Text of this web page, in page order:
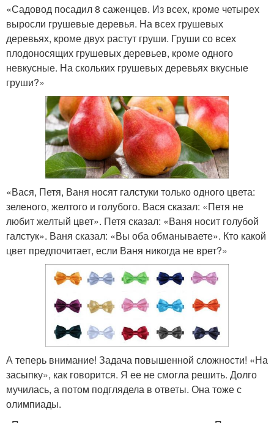
«Садовод посадил 8 саженцев. Из всех, кроме четырех
выросли грушевые деревья. На всех грушевых
деревьях, кроме двух растут груши. Груши со всех
плодоносящих грушевых деревьев, кроме одного
невкусные. На скольких грушевых деревьях вкусные
груши?»
«Вася, Петя, Ваня носят галстуки только одного цвета:
зеленого, желтого и голубого. Вася сказал: «Петя не
любит желтый цвет». Петя сказал: «Ваня носит голубой
галстук». Ваня сказал: «Вы оба обманываете». Кто какой
цвет предпочитает, если Ваня никогда не врет?»
А теперь внимание! Задача повышенной сложности! «На
засыпку», как говорится. Я ее не смогла решить. Долго
мучилась, а потом подглядела в ответы. Она тоже с
олимпиады.